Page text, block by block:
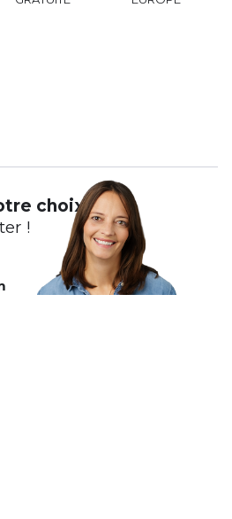
choix ?
!